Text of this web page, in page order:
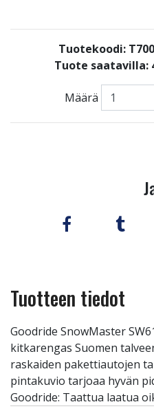
Tuotekoodi:
Tuote saatavilla:
Määrä
Tuotteen tiedot
Goodride SnowMaster
kitkarengas Suomen
raskaiden pakettiautojen
pintakuvio tarjoaa hyvän
Goodride: Taattua laatua